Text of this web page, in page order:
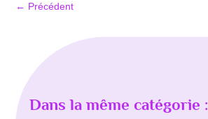
← Précédent
Dans la même catégorie :